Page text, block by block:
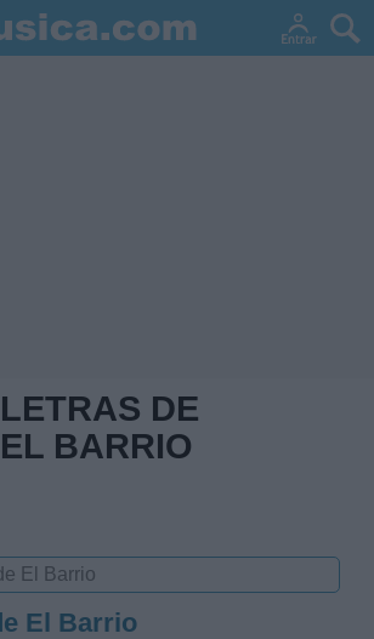
LETRAS DE
EL BARRIO
El Barrio